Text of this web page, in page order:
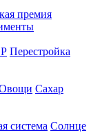
премия
Перестройка
Сахар
система Солнце